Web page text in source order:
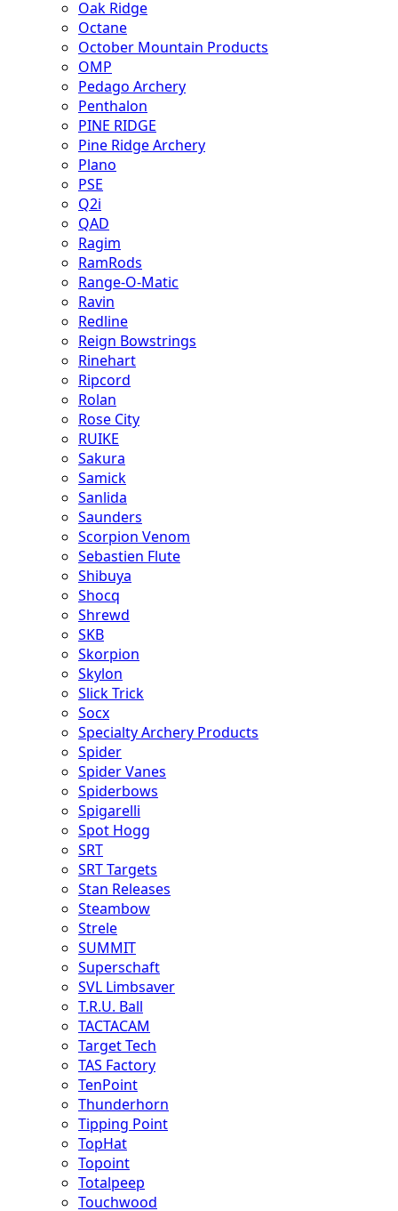
Oak Ridge
Octane
October Mountain Products
OMP
Pedago Archery
Penthalon
PINE RIDGE
Pine Ridge Archery
Plano
PSE
Q2i
QAD
Ragim
RamRods
Range-O-Matic
Ravin
Redline
Reign Bowstrings
Rinehart
Ripcord
Rolan
Rose City
RUIKE
Sakura
Samick
Sanlida
Saunders
Scorpion Venom
Sebastien Flute
Shibuya
Shocq
Shrewd
SKB
Skorpion
Skylon
Slick Trick
Socx
Specialty Archery Products
Spider
Spider Vanes
Spiderbows
Spigarelli
Spot Hogg
SRT
SRT Targets
Stan Releases
Steambow
Strele
SUMMIT
Superschaft
SVL Limbsaver
T.R.U. Ball
TACTACAM
Target Tech
TAS Factory
TenPoint
Thunderhorn
Tipping Point
TopHat
Topoint
Totalpeep
Touchwood